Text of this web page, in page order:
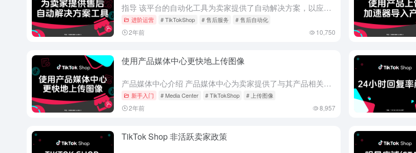
指导 该平台的自动化工具为卖家提供了自动解决方案，以应对买家请求取消、退货和退款的情况。例如，您可以选择在无需审核的情况下自动批准买家的取消请求，或者您可以希望买家在不退货的情况下保留产品。 根据您的...
进阶运营 # TikTokShop # 售后服务 # 售后自动化
2年前 10,750
使用产品媒体中心更快地上传图像
产品媒体中心介绍 产品媒体中心为卖家提供了与其产品相关的图片和视频资料的在线存储空间。该媒体中心允许您将媒体添加到产品列表中，从而节省您将产品媒体上传到商店的时间。产品媒体中心解决了常见的问题： 图片...
新手入门 # Media Center # TikTokShop # 上传图像
2年前 8,957
TikTok Shop 非活跃卖家政策